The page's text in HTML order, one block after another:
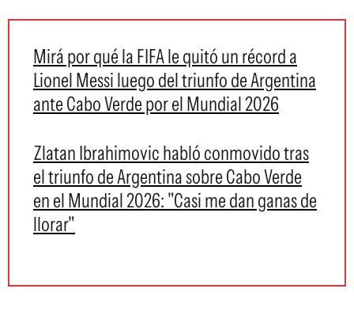
Mirá por qué la FIFA le quitó un récord a
Lionel Messi luego del triunfo de Argentina
ante Cabo Verde por el Mundial 2026
Zlatan Ibrahimovic habló conmovido tras
el triunfo de Argentina sobre Cabo Verde
en el Mundial 2026: "Casi me dan ganas de
llorar"